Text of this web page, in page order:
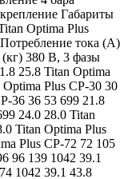
Габариты
Optima Plus
тока (A)
380 В, 3 фазы
25.8 Titan Optima
Plus СP-30 30
36 36 53 699 21.8
24.0 28.0 Titan
Titan Optima Plus
Plus СP-72 72 105
96 139 1042 39.1
1042 39.1 43.8